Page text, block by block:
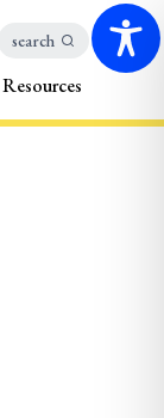
search
Resources